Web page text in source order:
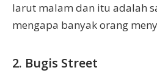
larut malam dan itu adalah
mengapa banyak orang
2. Bugis Street